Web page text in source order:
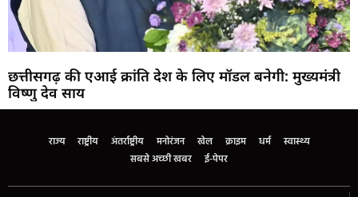
छत्तीसगढ़ की एआई क्रांति देश के लिए मॉडल बनेगी: मुख्यमंत्री
विष्णु देव साय
राज्य राष्ट्रीय अंतर्राष्ट्रीय मनोरंजन खेल क्राइम धर्म
स्वास्थ्य
सबसे अच्छी खबर
ई-पेपर